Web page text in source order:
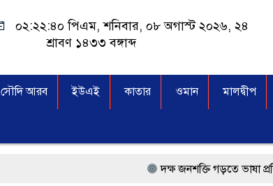
০২:২২:৪১ পিএম, শনিবার, ০৮ অগাস্ট ২০২৬, ২৪
শ্রাবণ ১৪৩৩ বঙ্গাব্দ
সৌদি আরব ইউএই কাতার ওমান মালদ্বীপ
দক্ষ জনশক্তি গড়তে ভাষা প্রশিক্ষণ